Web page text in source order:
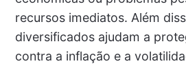
recursos imediatos. Além
diversificados ajudam a
contra a inflação e a